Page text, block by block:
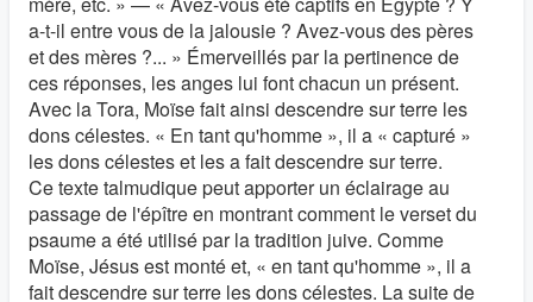
a-t-il entre vous de la jalousie ? Avez-vous des pères
et des mères ?... » Émerveillés par la pertinence de
ces réponses, les anges lui font chacun un présent.
Avec la Tora, Moïse fait ainsi descendre sur terre les
dons célestes. « En tant qu'homme », il a « capturé »
les dons célestes et les a fait descendre sur terre.
Ce texte talmudique peut apporter un éclairage au
passage de l'épître en montrant comment le verset du
psaume a été utilisé par la tradition juive. Comme
Moïse, Jésus est monté et, « en tant qu'homme », il a
fait descendre sur terre les dons célestes. La suite de